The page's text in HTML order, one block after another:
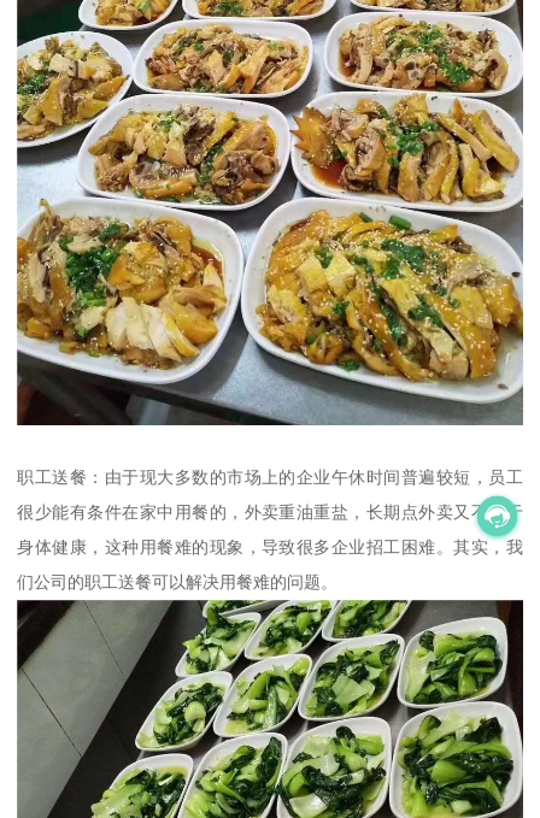
职工送餐：由于现大多数的市场上的企业午休时间普遍较短，员工
很少能有条件在家中用餐的，外卖重油重盐，长期点外卖又不利于
身体健康，这种用餐难的现象，导致很多企业招工困难。其实，我
们公司的职工送餐可以解决用餐难的问题。